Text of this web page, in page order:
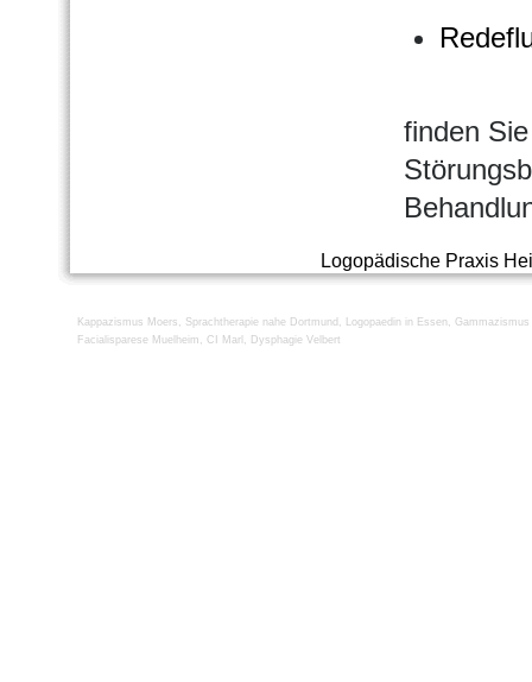
finden
Logopädische Praxis
Kappazismus Moers , Sprachtherapie nahe Dortmund , Logopaedin in Essen , Gammazismus
Facialisparese Muelheim , CI Marl , Dysphagie Velbert